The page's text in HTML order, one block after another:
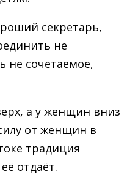
секретарь,
не
не сочетаемое,
а у женщин вниз
от женщин в
традиция
отдаёт.